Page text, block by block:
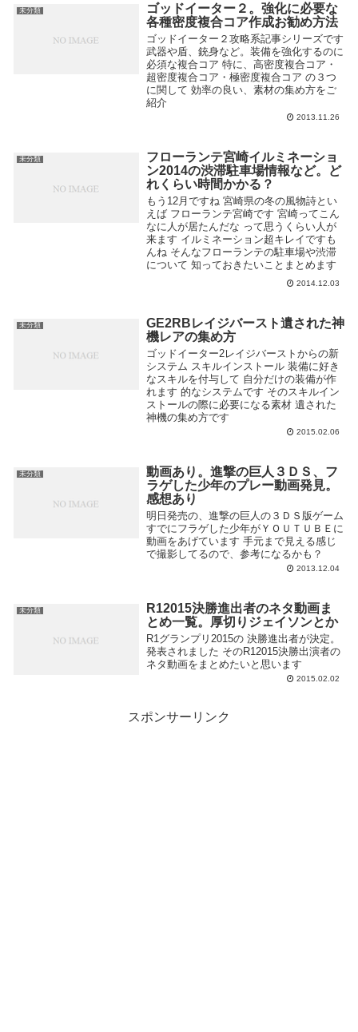
未分類
ゴッドイーター２。強化に必要な
各種密度複合コア作成お勧め方法
ゴッドイーター２攻略系記事シリーズです
武器や盾、銃身など。装備を強化するのに
必須な複合コア 特に、高密度複合コア・
超密度複合コア・極密度複合コア の３つ
に関して 効率の良い、素材の集め方をご
紹介
2013.11.26
未分類
フローランテ宮崎イルミネーショ
ン2014の渋滞駐車場情報など。ど
れくらい時間かかる？
もう12月ですね 宮崎県の冬の風物詩とい
えば フローランテ宮崎です 宮崎ってこん
なに人が居たんだな って思うくらい人が
来ます イルミネーション超キレイですも
んね そんなフローランテの駐車場や渋滞
について 知っておきたいことまとめます
2014.12.03
未分類
GE2RBレイジバースト遺された神
機レアの集め方
ゴッドイーター2レイジバーストからの新
システム スキルインストール 装備に好き
なスキルを付与して 自分だけの装備が作
れます 的なシステムです そのスキルイン
ストールの際に必要になる素材 遺された
神機の集め方です
2015.02.06
未分類
動画あり。進撃の巨人３ＤＳ、フ
ラゲした少年のプレー動画発見。
感想あり
明日発売の、進撃の巨人の３ＤＳ版ゲーム
すでにフラゲした少年がＹＯＵＴＵＢＥに
動画をあげています 手元まで見える感じ
で撮影してるので、参考になるかも？
2013.12.04
未分類
R12015決勝進出者のネタ動画ま
とめ一覧。厚切りジェイソンとか
R1グランプリ2015の 決勝進出者が決定。
発表されました そのR12015決勝出演者の
ネタ動画をまとめたいと思います
2015.02.02
スポンサーリンク